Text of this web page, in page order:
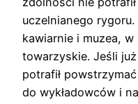
uczelnianego rygoru.
kawiarnie i muzea,
towarzyskie. Jeśli
potrafił
do wykładowców i